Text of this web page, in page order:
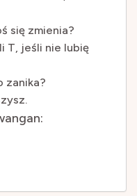
się zmienia?
T, jeśli nie lubię
zanika?